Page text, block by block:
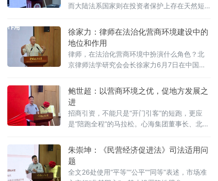
而大陆法系国家则在投资者保护上存在天然短
长背后是否隐藏着法治短板？中国政法大学商
学院教授、法治化营商环境建设与数字金融研
究课题组组长胡继晔6月7日在该校研究中心揭
牌仪式既同期举办的“法治筑基、商业有序——
地方政府促进招商引资和高质量发展路径”法治
以
徐家力：律师在法治化营商环境建设中的
地位和作用
律师，在法治化营商环境中扮演什么角色？北
京律师法学研究会会长徐家力6月7日在中国政
心揭牌仪式既同期举办的“法治筑基、商业有序
——地方政府促进招商引资和高质量发展路
径”法治化营商环境建设（公益）大讲堂2026首
期活动上给出明确答案：律师不仅是法律的实
践者，更是连接政府、市场与司法的法治纽
法治化水
鲍世超：以营商环境之优，促地方发展之
进
招商引资，不能只是“开门引客”的短跑，更应
是“陪跑全程”的马拉松。心海集团董事长、北京
行会长鲍世超6月7日在中国政法大学法治化营
商环境建设与数字金融研究中心揭牌仪式既同
期举办的“法治筑基、商业有序——地方政府促
进招商引资和高质量发展路径”法治化营商环境
朱崇坤：《民营经济促进法》司法适用问
题
全文26处使用“平等”“公平”“同等”表述，市场准